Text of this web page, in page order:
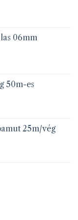
06mm
50m-es
25m/vég